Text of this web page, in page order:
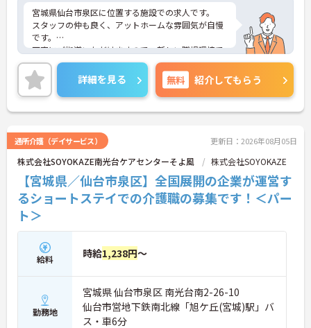
宮城県仙台市泉区に位置する施設での求人です。
スタッフの仲も良く、アットホームな雰囲気が自慢
です。
丁寧にご指導いただけますので、新しい職場環境で
も安心してご就業していただけます。
ご興味ある方には、面接対策ポイントなど、詳細を
お話しいたしますのでお気軽にご相談ください。
詳細を見る 無料 紹介してもらう
通所介護（デイサービス） 更新日：2026年08月05日
株式会社SOYOKAZE南光台ケアセンターそよ風 株式会社SOYOKAZE
【宮城県／仙台市泉区】全国展開の企業が運営す
るショートステイでの介護職の募集です！＜パー
ト＞
給料 時給1,238円～
勤務地
宮城県 仙台市泉区 南光台南2-26-10
仙台市営地下鉄南北線「旭ケ丘(宮城)駅」バ
ス・車6分